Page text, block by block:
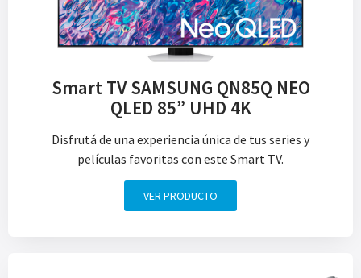
Smart TV SAMSUNG QN85Q NEO
QLED 85” UHD 4K
Disfrutá de una experiencia única de tus series y
películas favoritas con este Smart TV.
VER PRODUCTO